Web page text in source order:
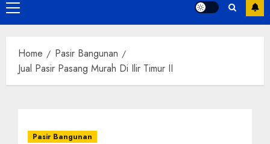
Primary
Menu
Home
Pasir Bangunan
Jual Pasir Pasang Murah Di Ilir Timur II
Pasir Bangunan